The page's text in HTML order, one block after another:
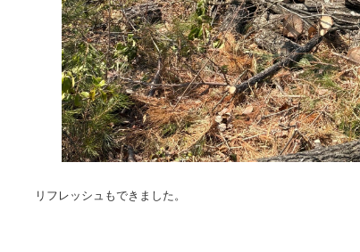
リフレッシュもできました。